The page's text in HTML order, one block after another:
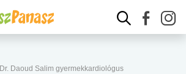
Dr. Daoud Salim gyermekkardiológus